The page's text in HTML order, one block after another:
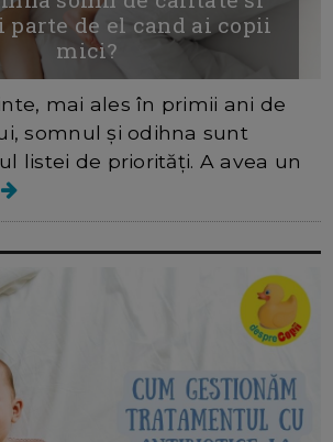
parte de el cand ai copii
mici?
mai ales în primii ani de
somnul și odihna sunt
listei de priorități. A avea un